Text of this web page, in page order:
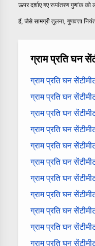
ऊपर दर्शाए गए रूपांतरण गुणांक
हैं, जैसे सामग्री तुलना, गुणवत्ता
ग्राम प्रति घन
ग्राम प्रति घन
ग्राम प्रति घन
ग्राम प्रति घन
ग्राम प्रति घन
ग्राम प्रति घन
ग्राम प्रति घन
ग्राम प्रति घन
ग्राम प्रति घन
ग्राम प्रति घन
ग्राम प्रति घन
ग्राम प्रति घन